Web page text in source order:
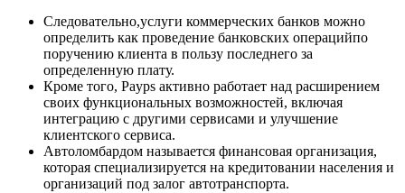
Следовательно,услуги коммерческих банков можно
определить как проведение банковских операцийпо
поручению клиента в пользу последнего за
определенную плату.
Кроме того, Payps активно работает над расширением
своих функциональных возможностей, включая
интеграцию с другими сервисами и улучшение
клиентского сервиса.
Автоломбардом называется финансовая организация,
которая специализируется на кредитовании населения и
организаций под залог автотранспорта.